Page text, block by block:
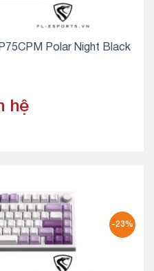
Polar Night Black
hệ
-23%